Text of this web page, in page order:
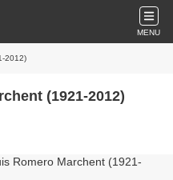
MENU
2012)
(1921-2012)